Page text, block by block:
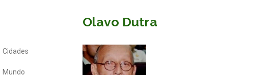
Cidades
Mundo
Olavo Dutra